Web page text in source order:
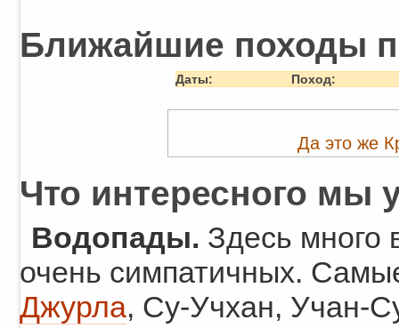
Ближайшие походы
Даты: Поход:
Да это же
Что интересного мы
Водопады. Здесь много
очень симпатичных.
Джурла, Су-Учхан, Учан-